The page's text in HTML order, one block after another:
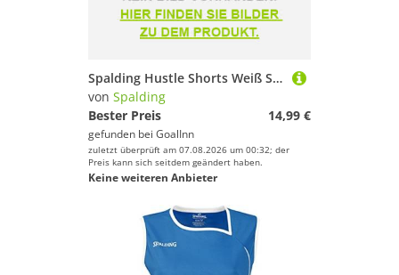
Spalding Hustle Shorts Weiß S Mann
von Spalding
Bester Preis
14,99 €
gefunden bei GoalInn
zuletzt überprüft am 07.08.2026 um 00:32; der
Preis kann sich seitdem geändert haben.
Keine weiteren Anbieter